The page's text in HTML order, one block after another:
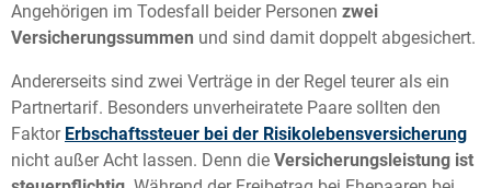
Angehörigen im Todesfall beider Personen zwei
Versicherungssummen und sind damit doppelt abgesichert.
Andererseits sind zwei Verträge in der Regel teurer als ein
Partnertarif. Besonders unverheiratete Paare sollten den
Faktor Erbschaftssteuer bei der Risikolebensversicherung
nicht außer Acht lassen. Denn die Versicherungsleistung ist